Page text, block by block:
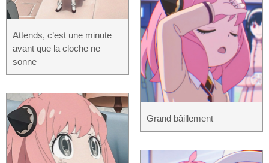
Attends, c’est une minute
avant que la cloche ne
sonne
Grand bâillement